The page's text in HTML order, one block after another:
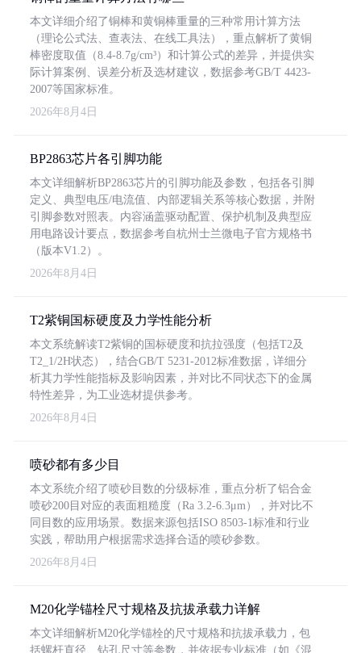
本文详细介绍了铜棒和黄铜棒重量的三种常用计算方法
（理论公式法、查表法、在线工具法），重点解析了黄铜
棒密度取值（8.4-8.7g/cm³）和计算公式的差异，并提供实
际计算案例、误差分析及选材建议，数据参考GB/T 4423-
2007等国家标准。
2026年8月4日
BP2863芯片各引脚功能
本文详细解析BP2863芯片的引脚功能及参数，包括各引脚
定义、典型电压/电流值、内部逻辑关系等核心数据，并附
引脚参数对照表。内容涵盖驱动配置、保护机制及典型应
用电路设计要点，数据参考自杭州士兰微电子官方规格书
（版本V1.2）。
2026年8月4日
T2紫铜国标硬度及力学性能分析
本文系统解读T2紫铜的国标硬度和抗拉强度（包括T2及
T2_1/2H状态），结合GB/T 5231-2012标准数据，详细分
析其力学性能指标及影响因素，并对比不同状态下的金属
特性差异，为工业选材提供参考。
2026年8月4日
喷砂都有多少目
本文系统介绍了喷砂目数的分级标准，重点分析了铝合金
喷砂200目对应的表面粗糙度（Ra 3.2-6.3μm），并对比不
同目数的应用场景。数据来源包括ISO 8503-1标准和行业
实践，帮助用户根据需求选择合适的喷砂参数。
2026年8月4日
M20化学锚栓尺寸规格及抗拔承载力详解
本文详细解析M20化学锚栓的尺寸规格和抗拔承载力，包
括螺杆直径、钻孔尺寸等参数，并依据专业标准（如《混